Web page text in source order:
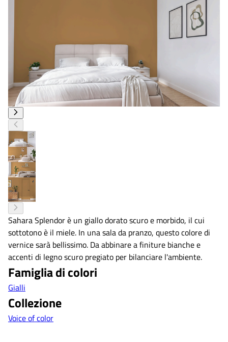
Sahara Splendor è un giallo dorato scuro e morbido, il cui
sottotono è il miele. In una sala da pranzo, questo colore di
vernice sarà bellissimo. Da abbinare a finiture bianche e
accenti di legno scuro pregiato per bilanciare l'ambiente.
Famiglia di colori
Gialli
Collezione
Voice of color